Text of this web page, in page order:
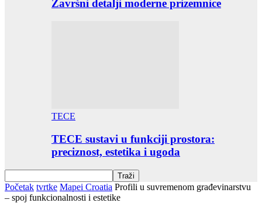
Završni detalji moderne prizemnice
TECE
TECE sustavi u funkciji prostora:
preciznost, estetika i ugoda
Početak tvrtke Mapei Croatia Profili u suvremenom građevinarstvu
– spoj funkcionalnosti i estetike